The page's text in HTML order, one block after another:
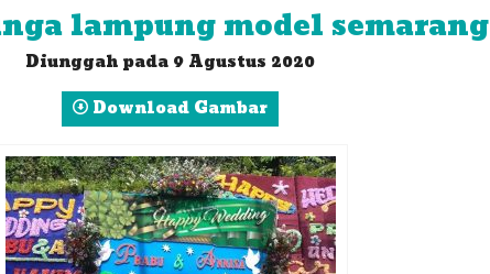
lampung model semarang
Diunggah pada 9 Agustus 2020
Download Gambar